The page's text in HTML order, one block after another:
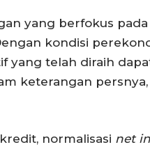
yang berfokus pada
kondisi
yang telah diraih
keterangan
normalisasi net